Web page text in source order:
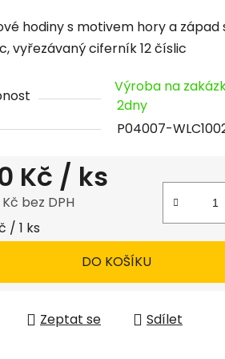
hodiny s motivem hory a západ
vyřezávaný ciferník 12 číslic
Výroba na
2dny
P04007-
Kč / ks
Kč bez DPH
cena:
/ 1 ks
DO KOŠÍKU
Zeptat se Sdílet